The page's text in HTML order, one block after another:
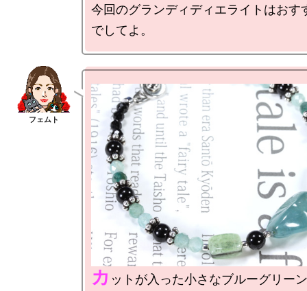
今回のグランディディエライトはおす
カ ットが入った小さなブルーグリー